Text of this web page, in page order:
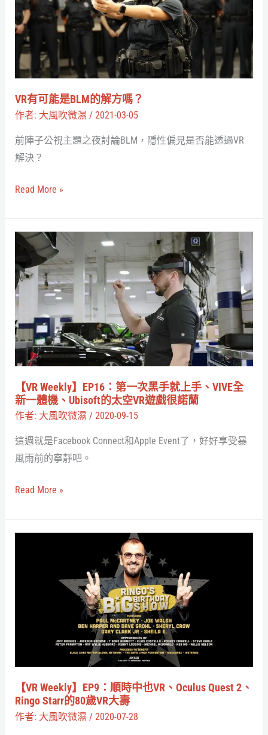
VR有可能是BLM的解方嗎？
作者: 大風吹微濕 / 2021-03-05
前陣子公視主題之夜討論BLM，隱性偏見是否能透過VR
解決？
能
是
BLM
的
嗎？
Read More »
【VR Weekly】EP16：第一次黑手就上手、VIVE全
新一體機、Ubisoft的太空VR遊戲很諾蘭
作者: 大風吹微濕 / 2020-09-15
這週就是Facebook Connect和Apple Event了，好好享受暴
風雨前的寧靜吧。
【VR
Weekly】
EP16：
第
一
次
黑
手
就
上
手、
全
新
機、
Ubisoft
蘭
Read More »
【VR Weekly】EP9：順時中也VR、Oculus Quest 2、
Ringo Starr的80歲VR大壽
作者: 大風吹微濕 / 2020-07-28
Oculus
Quest
2、